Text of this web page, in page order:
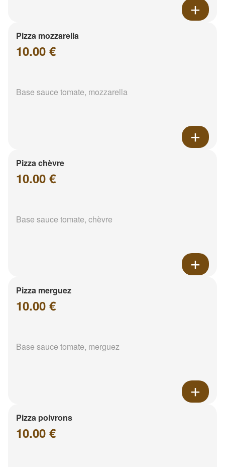
Pizza mozzarella
10.00 €
Base sauce tomate, mozzarella
Pizza chèvre
10.00 €
Base sauce tomate, chèvre
Pizza merguez
10.00 €
Base sauce tomate, merguez
Pizza poivrons
10.00 €